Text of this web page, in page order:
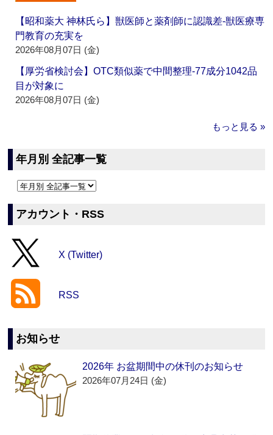
【昭和薬大 神林氏ら】獣医師と薬剤師に認識差‐獣医療専
門教育の充実を
2026年08月07日 (金)
【厚労省検討会】OTC類似薬で中間整理‐77成分1042品
目が対象に
2026年08月07日 (金)
もっと見る »
年月別 全記事一覧
アカウント・RSS
X (Twitter)
RSS
お知らせ
2026年 お盆期間中の休刊のお知らせ
2026年07月24日 (金)